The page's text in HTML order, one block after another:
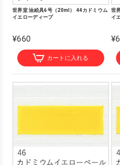
世界堂 油絵具6号（20ml） 44カドミウム
イエローディープ
¥660
カートに入れる
世
イ